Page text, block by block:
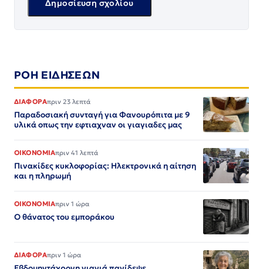
ΡΟΗ ΕΙΔΗΣΕΩΝ
ΔΙΑΦΟΡΑπριν 23 λεπτά
Παραδοσιακή συνταγή για Φανουρόπιτα με 9
υλικά οπως την εφτιαχναν οι γιαγιαδες μας
ΟΙΚΟΝΟΜΙΑπριν 41 λεπτά
Πινακίδες κυκλοφορίας: Ηλεκτρονικά η αίτηση
και η πληρωμή
ΟΙΚΟΝΟΜΙΑπριν 1 ώρα
Ο θάνατος του εμποράκου
ΔΙΑΦΟΡΑπριν 1 ώρα